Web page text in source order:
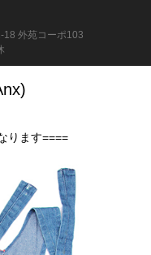
18 外苑コーポ103
ります====